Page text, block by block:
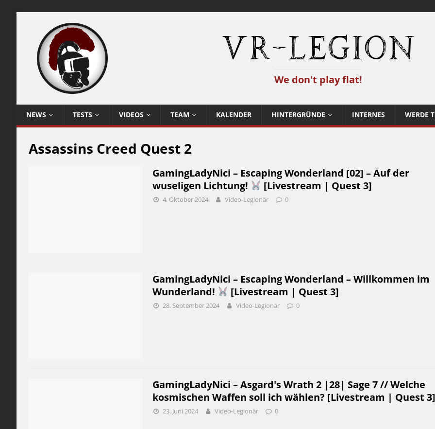
VR-Legion
We don't play flat!
NEWS TESTS VIDEOS TEAM KALENDER HINTERGRÜNDE INTERNES WERDE
Assassins Creed Quest 2
GamingLadyNici – Escaping Wonderland [02] – Auf der
wuseligen Lichtung!
[Livestream | Quest 3]
4. Oktober 2024 Video-Legionär 0
GamingLadyNici – Escaping Wonderland – Willkommen im
Wunderland!
[Livestream | Quest 3]
28. September 2024 Video-Legionär 0
GamingLadyNici – Asgard's Wrath 2 |28| Sage 7 // Welche
kosmischen Waffen soll ich wählen? [Livestream | Quest 3]
23. Juni 2024 Video-Legionär 0